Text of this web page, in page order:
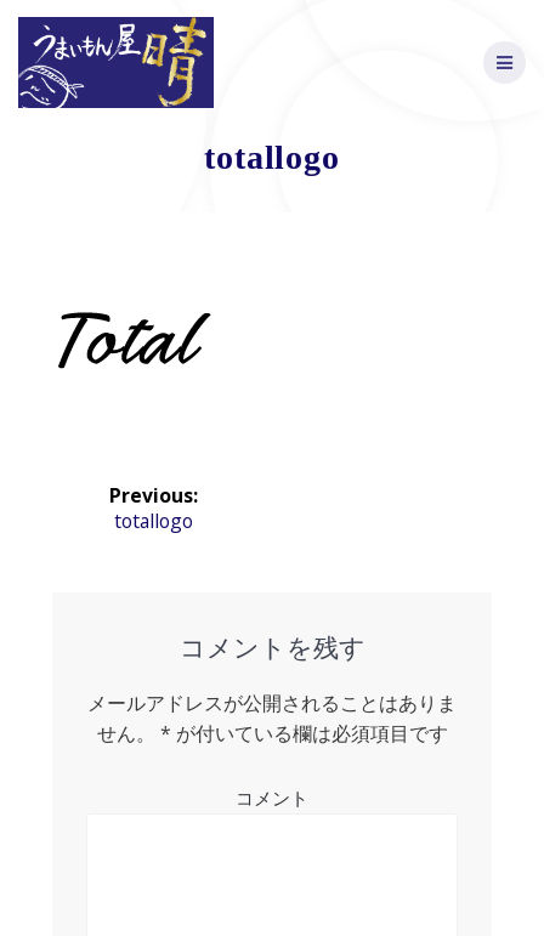
totallogo
Previous:
Previous
totallogo
コメントを残す
メールアドレスが公開されることはありま
せん。
* が付いている欄は必須項目です
コメント